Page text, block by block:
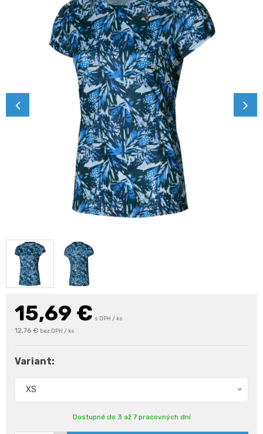
15,69 € s DPH / ks
12,76 € bez DPH / ks
Variant:
XS
Dostupné do 3 až 7 pracovných dní